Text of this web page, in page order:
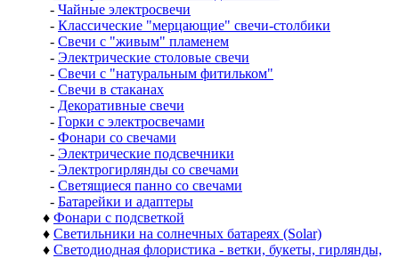
- Чайные электросвечи
- Классические "мерцающие" свечи-столбики
- Свечи с "живым" пламенем
- Электрические столовые свечи
- Свечи с "натуральным фитильком"
- Свечи в стаканах
- Декоративные свечи
- Горки с электросвечами
- Фонари со свечами
- Электрические подсвечники
- Электрогирлянды со свечами
- Светящиеся панно со свечами
- Батарейки и адаптеры
♦ Фонари с подсветкой
♦ Светильники на солнечных батареях (Solar)
♦ Светодиодная флористика - ветки, букеты, гирлянды,